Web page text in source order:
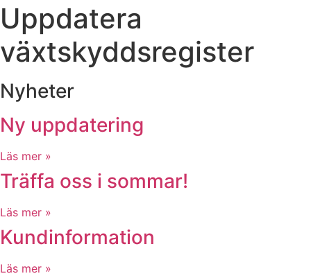
Uppdatera
växtskyddsregister
Nyheter
Ny uppdatering
Läs mer »
Träffa oss i sommar!
Läs mer »
Kundinformation
Läs mer »